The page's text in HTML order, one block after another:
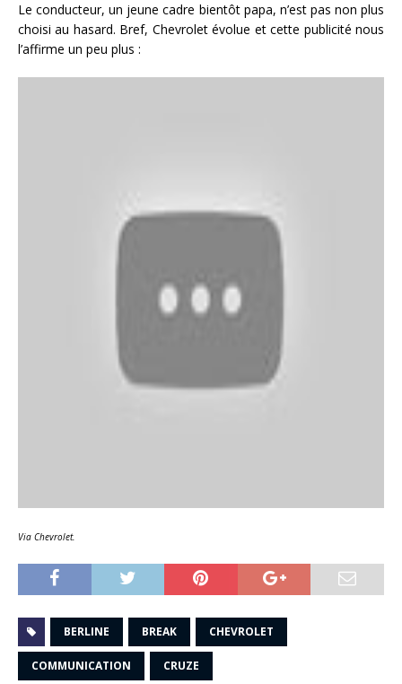
Le conducteur, un jeune cadre bientôt papa, n’est pas non plus
choisi au hasard. Bref, Chevrolet évolue et cette publicité nous
l’affirme un peu plus :
Via Chevrolet.
BERLINE BREAK CHEVROLET
COMMUNICATION CRUZE